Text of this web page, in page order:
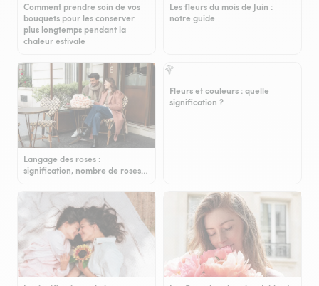
Comment prendre soin de vos
bouquets pour les conserver
plus longtemps pendant la
chaleur estivale
Les fleurs du mois de Juin :
notre guide
Langage des roses :
signification, nombre de roses…
Fleurs et couleurs : quelle
signification ?